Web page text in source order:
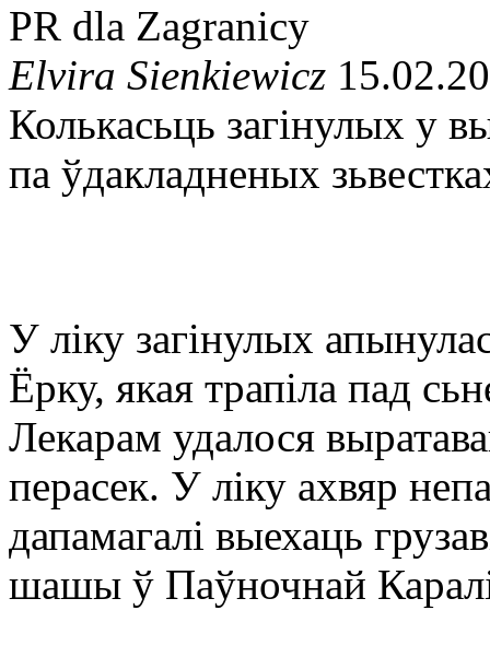
PR dla Zagranicy
Elvira Sienkiewicz
Колькасьць загінулых у
па ўдакладненых
У ліку загінулых
Ёрку, якая трапіла пад
Лекарам удалося
перасек. У ліку ахвяр
дапамагалі выехаць
шашы ў Паўночнай